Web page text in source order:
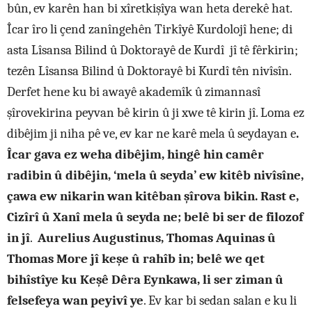
bûn, ev karên han bi xîretkişîya wan heta derekê hat.
Îcar îro li çend zanîngehên Tirkîyê Kurdolojî hene; di
asta Lîsansa Bilind û Doktorayê de Kurdî jî tê fêrkirin;
tezên Lîsansa Bilind û Doktorayê bi Kurdî tên nivîsîn.
Derfet hene ku bi awayê akademîk û zimannasî
şîrovekirina peyvan bê kirin û ji xwe tê kirin jî. Loma ez
dibêjim ji niha pê ve, ev kar ne karê mela û seydayan e.
Îcar gava ez weha dibêjim, hingê hin camêr
radibin û dibêjin, ‘mela û seyda’ ew kitêb nivîsîne,
çawa ew nikarin wan kitêban şîrova bikin. Rast e,
Cizîrî û Xanî mela û seyda ne; belê bi ser de filozof
in jî. Aurelius Augustinus, Thomas Aquinas û
Thomas More jî keşe û rahîb in; belê we qet
bihîstîye ku Keşê Dêra Eynkawa, li ser ziman û
felsefeya wan peyivî ye. Ev kar bi sedan salan e ku li